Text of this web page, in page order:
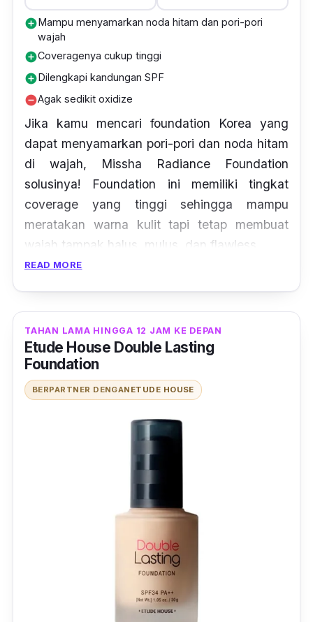
add_circleMampu menyamarkan noda hitam dan pori-pori
wajah
add_circleCoveragenya cukup tinggi
add_circleDilengkapi kandungan SPF
remove_circleAgak sedikit oxidize
Jika kamu mencari foundation Korea yang
dapat menyamarkan pori-pori dan noda hitam
di wajah, Missha Radiance Foundation
solusinya! Foundation ini memiliki tingkat
coverage yang tinggi sehingga mampu
meratakan warna kulit tapi tetap membuat
wajah tampak halus, mulus, dan flawless.
foundation ini yaitu sudah dilengkapi
kandungan SPF 20 PAA++ sehingga mampu
melindungi kulitmu dari paparan sinar
matahari langsung.
READ MORE
TAHAN LAMA HINGGA 12 JAM KE DEPAN
Etude House Double Lasting
Foundation
BERPARTNER DENGAN ETUDE HOUSE